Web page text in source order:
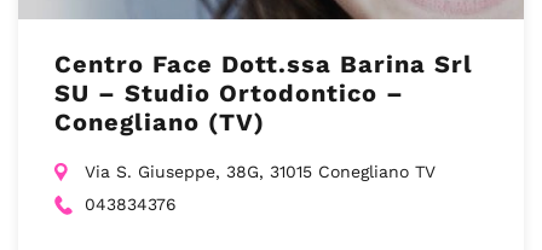
Centro Face Dott.ssa Barina Srl
SU – Studio Ortodontico –
Conegliano (TV)
Via S. Giuseppe, 38G, 31015 Conegliano TV
043834376